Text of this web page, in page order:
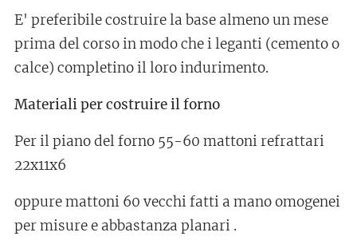
E' preferibile costruire la base almeno un mese
prima del corso in modo che i leganti (cemento o
calce) completino il loro indurimento.
Materiali per costruire il forno
Per il piano del forno 55-60 mattoni refrattari
22x11x6
oppure mattoni 60 vecchi fatti a mano omogenei
per misure e abbastanza planari .